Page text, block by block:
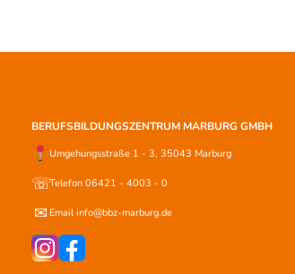
BERUFSBILDUNGSZENTRUM MARBURG GMBH
Umgehungsstraße 1 - 3, 35043 Marburg
☏Telefon 06421 - 4003 - 0
✉ Email info@bbz-marburg.de